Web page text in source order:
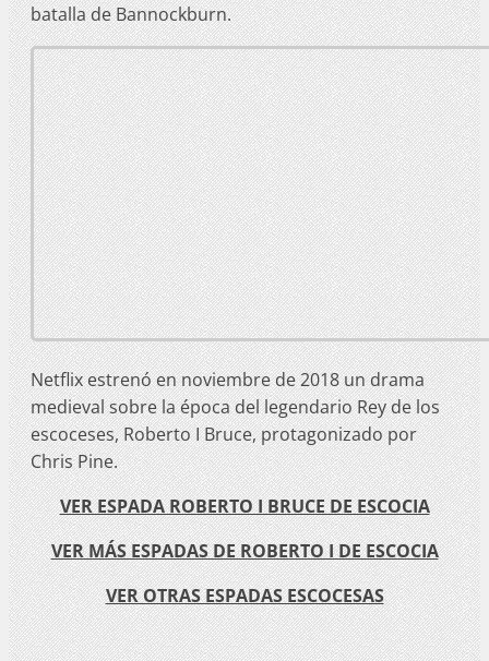
batalla de Bannockburn.
Netflix estrenó en noviembre de 2018 un drama
medieval sobre la época del legendario Rey de los
escoceses, Roberto I Bruce, protagonizado por
Chris Pine.
VER ESPADA ROBERTO I BRUCE DE ESCOCIA
VER MÁS ESPADAS DE ROBERTO I DE ESCOCIA
VER OTRAS ESPADAS ESCOCESAS